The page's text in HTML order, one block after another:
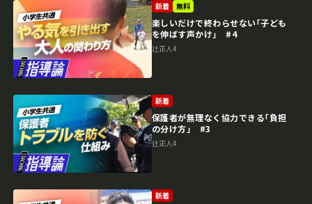
新着 無料
楽しいだけで終わらせない｢子ども
を伸ばす声かけ｣ #4
辻正人4
新着
保護者が無理なく協力できる｢負担
の分け方｣ #3
辻正人4
新着